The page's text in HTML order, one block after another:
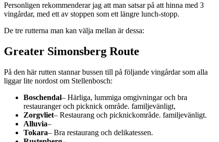
Personligen rekommenderar jag att man satsar på att hinna med 3
vingårdar, med ett av stoppen som ett längre lunch-stopp.
De tre rutterna man kan välja mellan är dessa:
Greater Simonsberg Route
På den här rutten stannar bussen till på följande vingårdar som alla
liggar lite nordost om Stellenbosch:
Boschendal– Härliga, lummiga omgivningar och bra
restauranger och picknick område. familjevänligt,
Zorgvliet– Restaurang och picknickområde. familjevänligt.
Alluvia–
Tokara– Bra restaurang och delikatessen.